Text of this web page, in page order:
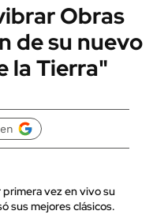
Obras
de su nuevo
la Tierra"
vez en vivo su
sus mejores clásicos.